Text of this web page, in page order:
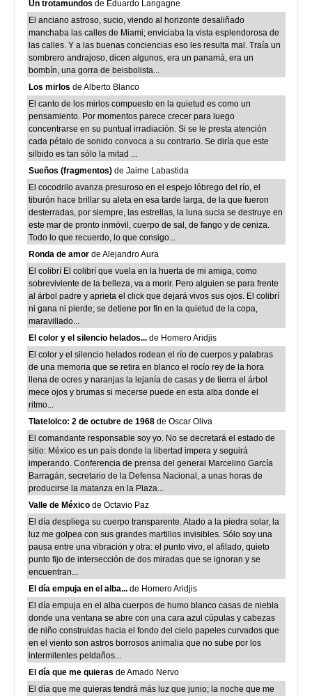
Un trotamundos de Eduardo Langagne
El anciano astroso, sucio, viendo al horizonte desaliñado
manchaba las calles de Miami; enviciaba la vista esplendorosa de
las calles. Y a las buenas conciencias eso les resulta mal. Traía un
sombrero andrajoso, dicen algunos, era un panamá, era un
bombín, una gorra de beisbolista...
Los mirlos de Alberto Blanco
El canto de los mirlos compuesto en la quietud es como un
pensamiento. Por momentos parece crecer para luego
concentrarse en su puntual irradiación. Si se le presta atención
cada pétalo de sonido convoca a su contrario. Se diría que este
silbido es tan sólo la mitad ...
Sueños (fragmentos) de Jaime Labastida
El cocodrilo avanza presuroso en el espejo lóbrego del río, el
tiburón hace brillar su aleta en esa tarde larga, de la que fueron
desterradas, por siempre, las estrellas, la luna sucia se destruye en
este mar de pronto inmóvil, cuerpo de sal, de fango y de ceniza.
Todo lo que recuerdo, lo que consigo...
Ronda de amor de Alejandro Aura
El colibrí El colibrí que vuela en la huerta de mi amiga, como
sobreviviente de la belleza, va a morir. Pero alguien se para frente
al árbol padre y aprieta el click que dejará vivos sus ojos. El colibrí
ni gana ni pierde; se detiene por fin en la quietud de la copa,
maravillado...
El color y el silencio helados... de Homero Aridjis
El color y el silencio helados rodean el río de cuerpos y palabras
de una memoria que se retira en blanco el rocío rey de la hora
llena de ocres y naranjas la lejanía de casas y de tierra el árbol
mece ojos y brumas si mecerse puede en esta alba donde el
ritmo...
Tlatelolco: 2 de octubre de 1968 de Oscar Oliva
El comandante responsable soy yo. No se decretará el estado de
sitio: México es un país donde la libertad impera y seguirá
imperando. Conferencia de prensa del general Marcelino García
Barragán, secretario de la Defensa Nacional, a unas horas de
producirse la matanza en la Plaza...
Valle de México de Octavio Paz
El día despliega su cuerpo transparente. Atado a la piedra solar, la
luz me golpea con sus grandes martillos invisibles. Sólo soy una
pausa entre una vibración y otra: el punto vivo, el afilado, quieto
punto fijo de intersección de dos miradas que se ignoran y se
encuentran...
El día empuja en el alba... de Homero Aridjis
El día empuja en el alba cuerpos de humo blanco casas de niebla
donde una ventana se abre con una cara azul cúpulas y cabezas
de niño construidas hacia el fondo del cielo papeles curvados que
en el viento son astros borrosos animalia que no sube por los
intermitentes peldaños...
El día que me quieras de Amado Nervo
El día que me quieras tendrá más luz que junio; la noche que me